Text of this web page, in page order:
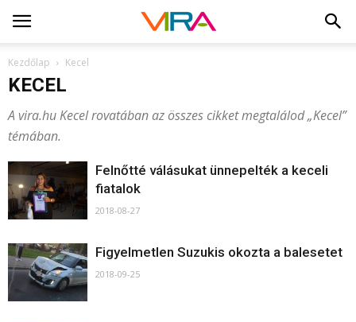
Kezdőlap Kecel
KECEL
A vira.hu Kecel rovatában az összes cikket megtalálod „Kecel”
témában.
Felnőtté válásukat ünnepelték a keceli
fiatalok
2018-08-27
Figyelmetlen Suzukis okozta a balesetet
2018-09-25